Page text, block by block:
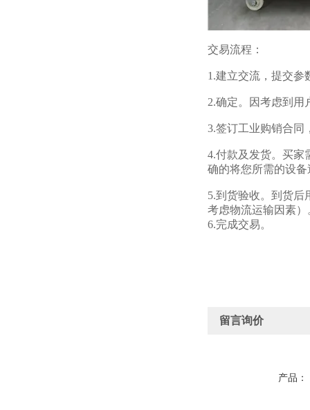
交易流程：
1.建立交流，提交参
2.确定。因考虑到用
3.签订工业购销合同
4.付款及发货。买家
确的将您所需的设
5.到货验收。到货后
考虑物流运输因素
6.完成交易。
留言询价
产品：